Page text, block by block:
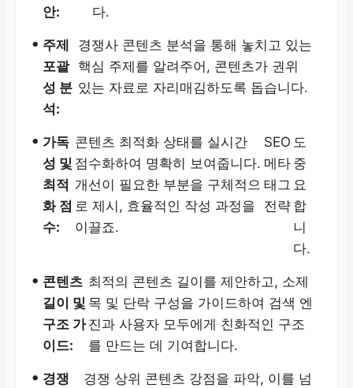
안:
다.
• 주제
포괄
성 분
석:
경쟁사 콘텐츠 분석을 통해 놓치고 있는
핵심 주제를 알려주어, 콘텐츠가 권위
있는 자료로 자리매김하도록 돕습니다.
• 가독
성 및
최적
화 점
수:
콘텐츠 최적화 상태를 실시간
점수화하여 명확히 보여줍니다.
개선이 필요한 부분을 구체적으
로 제시, 효율적인 작성 과정을
이끌죠.
SEO
메타
태그
전략
도
중
요
합
니
다.
• 콘텐츠
길이 및
구조 가
이드:
최적의 콘텐츠 길이를 제안하고, 소제
목 및 단락 구성을 가이드하여 검색 엔
진과 사용자 모두에게 친화적인 구조
를 만드는 데 기여합니다.
• 경쟁
경쟁 상위 콘텐츠 강점을 파악, 이를 넘